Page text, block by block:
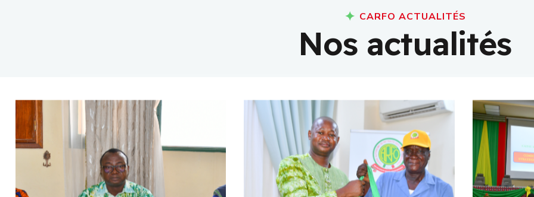
CARFO ACTUALITÉS
Nos actualités